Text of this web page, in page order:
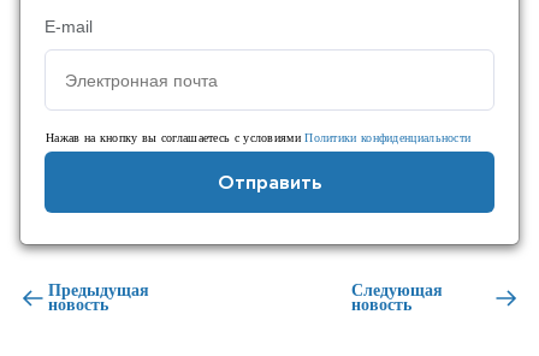
E-mail
Нажав на кнопку вы соглашаетесь с условиямиПолитики конфиденциальности
Отправить
Предыдущая
новость
Следующая
новость